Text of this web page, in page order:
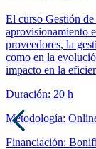
El curso Gestión
aprovisionamiento
proveedores, la
como en la
impacto en la
Duración: 20 h
Metodología:
Financiación: